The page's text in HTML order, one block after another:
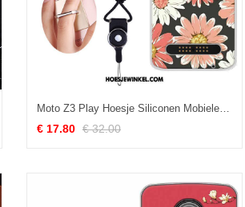
Moto Z3 Play Hoesje Siliconen Mobiele Telefoon Hoes, Moto Z3 Play Hoesje Roze Anti-fall
€ 17.80 € 32.00